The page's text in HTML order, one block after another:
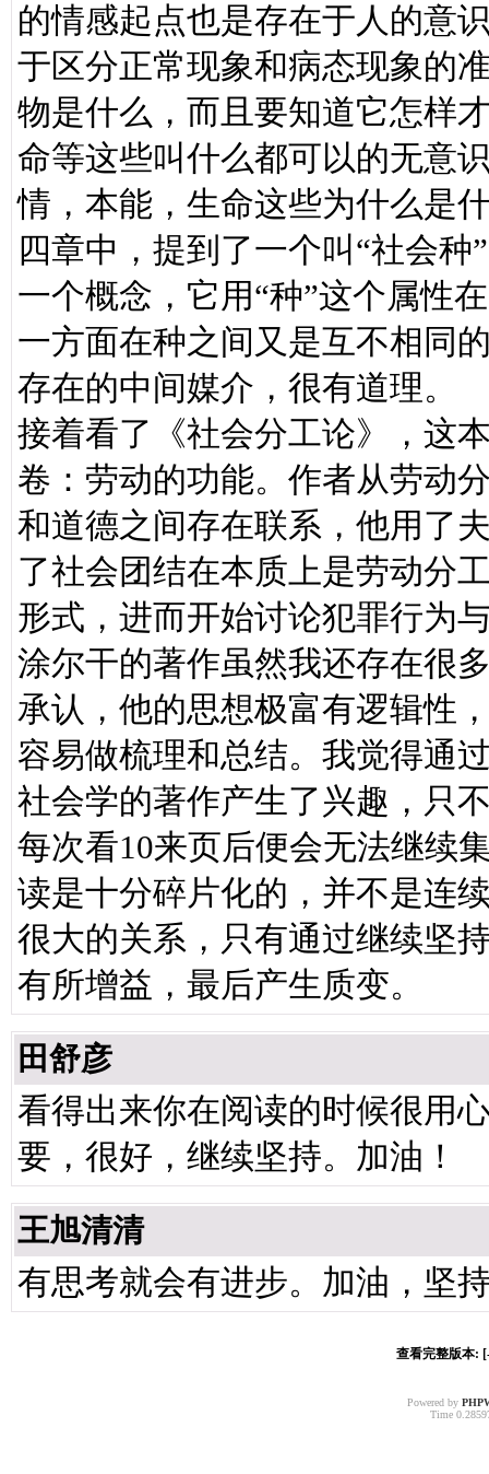
的情感起点也是存在于人的意
于区分正常现象和病态现象的
物是什么，而且要知道它怎样
命等这些叫什么都可以的无意
情，本能，生命这些为什么是
四章中，提到了一个叫“社会
一个概念，它用“种”这个属性
一方面在种之间又是互不相同
存在的中间媒介，很有道理。
接着看了《社会分工论》，这
卷：劳动的功能。作者从劳动
和道德之间存在联系，他用了
了社会团结在本质上是劳动分
形式，进而开始讨论犯罪行为
涂尔干的著作虽然我还存在很
承认，他的思想极富有逻辑性
容易做梳理和总结。我觉得通
社会学的著作产生了兴趣，只
每次看10来页后便会无法继续
读是十分碎片化的，并不是连
很大的关系，只有通过继续坚
有所增益，最后产生质变。
田舒彦
看得出来你在阅读的时候很用
要，很好，继续坚持。加油！
王旭清清
有思考就会有进步。加油，坚
查看完整版本:
Powered by
Time